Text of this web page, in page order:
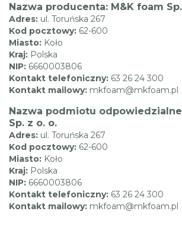
Nazwa producenta: M&K foam
Adres: ul. Toruńska 267
Kod pocztowy: 62-600
Miasto: Koło
Kraj: Polska
NIP: 6660003806
Kontakt telefoniczny: 63 26 24 300
Kontakt mailowy: mkfoam@mkfoam.pl
Nazwa podmiotu
Sp. z o. o.
Adres: ul. Toruńska 267
Kod pocztowy: 62-600
Miasto: Koło
Kraj: Polska
NIP: 6660003806
Kontakt telefoniczny: 63 26 24 300
Kontakt mailowy: mkfoam@mkfoam.pl